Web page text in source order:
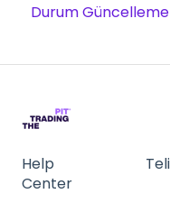
Platformlar
Ticaret - Piyasa
Tradovate
Quantower
Ödemeler
Durum
Help
Center